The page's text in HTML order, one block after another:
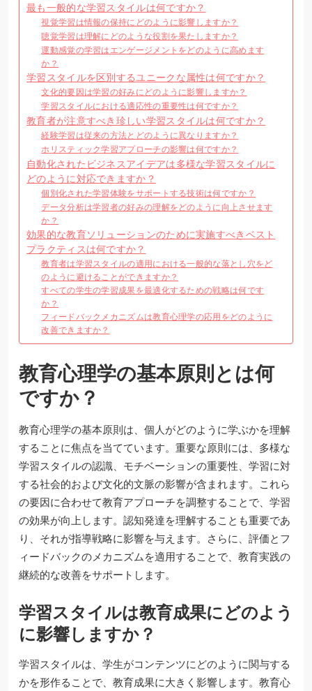
最も一般的な学習スタイルは何ですか？
視覚学習は情報の保持にどのように影響しますか？
聴覚学習は理解にどのような役割を果たしますか？
運動感覚の学習はエンゲージメントをどのように高めます
か？
学習スタイルを区別するユニークな属性は何ですか？
文化的要因は学習の好みにどのように影響しますか？
学習スタイルにおける適応性の重要性は何ですか？
教育者が注意すべき珍しい学習スタイルは何ですか？
経験学習は従来の方法とどのように異なりますか？
ホリスティック学習アプローチの影響は何ですか？
自動化されたビジネスアイデアは多様な学習スタイルに
どのように対応できますか？
個別化された学習体験をサポートする技術は何ですか？
データ分析は学習者の好みの理解をどのように向上させます
か？
効果的な教育ソリューションのために実施すべきベスト
プラクティスは何ですか？
教育者は学習スタイルの適用における一般的な落とし穴をど
のように避けることができますか？
すべての学生の学習成果を最適化するための戦略は何です
か？
フィードバックメカニズムは教育心理学の応用をどのように
改善できますか？
教育心理学の基本原則とは何
ですか？
教育心理学の基本原則は、個人がどのように学ぶかを理解
することに焦点を当てています。重要な原則には、多様な
学習スタイルの認識、モチベーションの重要性、学習に対
する社会的および文化的文脈の影響が含まれます。これら
の要因に合わせて教育アプローチを調整することで、学習
の効果が向上します。認知発達を理解することも重要であ
り、それが指導戦略に影響を与えます。さらに、評価とフ
ィードバックのメカニズムを適用することで、教育実践の
継続的な改善をサポートします。
学習スタイルは教育成果にどのよう
に影響しますか？
学習スタイルは、学生がコンテンツにどのように関与する
かを形作ることで、教育成果に大きく影響します。教育心